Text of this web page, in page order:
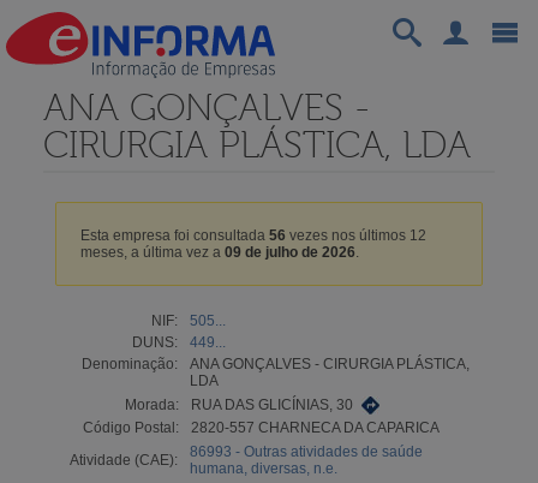
ANA GONÇALVES -
CIRURGIA PLÁSTICA, LDA
Esta empresa foi consultada 56 vezes nos últimos 12
meses, a última vez a 09 de julho de 2026.
NIF:
505...
DUNS:
449...
Denominação:
ANA GONÇALVES - CIRURGIA PLÁSTICA,
LDA
Morada:
RUA DAS GLICÍNIAS, 30
Código Postal:
2820-557 CHARNECA DA CAPARICA
Atividade (CAE):
86993 - Outras atividades de saúde
humana, diversas, n.e.